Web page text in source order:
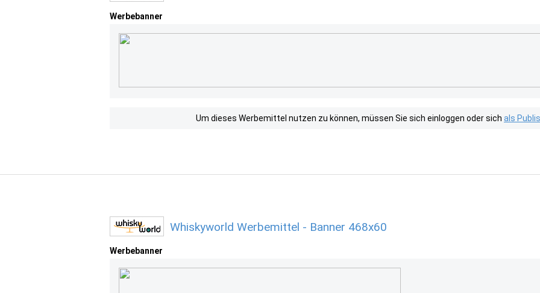
Werbebanner
Um dieses Werbemittel nutzen zu können, müssen Sie sich einloggen oder sich als
Whiskyworld Werbemittel - Banner 468x60
Werbebanner